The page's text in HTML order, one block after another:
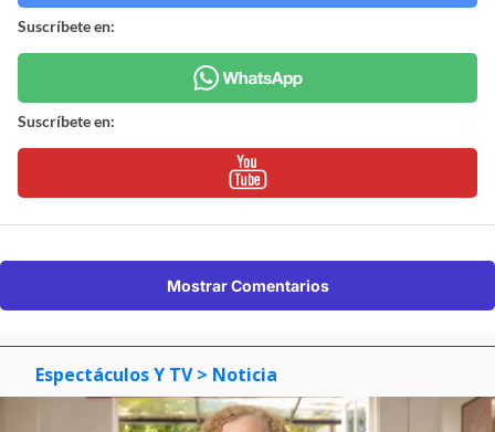
Suscríbete en:
Suscríbete en:
Mostrar Comentarios
Espectáculos Y TV > Noticia